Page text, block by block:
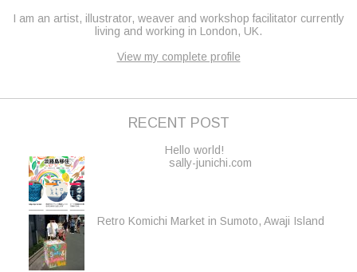
I am an artist, illustrator, weaver and workshop facilitator currently
living and working in London, UK.
View my complete profile
RECENT POST
Hello world!
sally-junichi.com
Retro Komichi Market in Sumoto, Awaji Island